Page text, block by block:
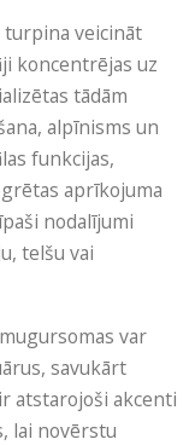
veicināt
koncentrējas uz
tādām
alpīnisms un
funkcijas,
aprīkojuma
nodalījumi
telšu vai
var
savukārt
atstarojoši akcenti
lai novērstu